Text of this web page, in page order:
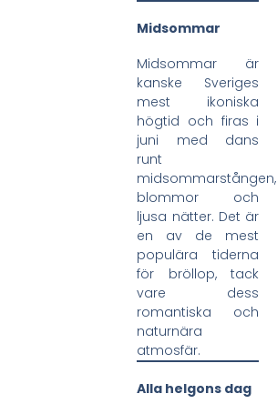
Midsommar
Midsommar är
kanske Sveriges
mest ikoniska
högtid och firas i
juni med dans
runt
midsommarstången,
blommor och
ljusa nätter. Det är
en av de mest
populära tiderna
för bröllop, tack
vare dess
romantiska och
naturnära
atmosfär.
Alla helgons dag